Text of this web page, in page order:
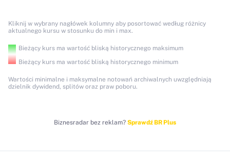
Kliknij w wybrany nagłówek kolumny aby posortować według różnicy
aktualnego kursu w stosunku do min i max.
Bieżący kurs ma wartość bliską historycznego maksimum
Bieżący kurs ma wartość bliską historycznego minimum
Wartości minimalne i maksymalne notowań archiwalnych uwzględniają
dzielnik dywidend, splitów oraz praw poboru.
Biznesradar bez reklam? Sprawdź BR Plus